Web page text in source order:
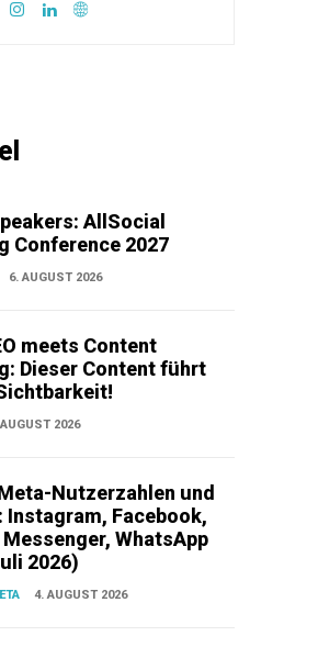
AllSocial
Conference 2027
6. AUGUST 2026
meets Content
Dieser Content führt
2026
Nutzerzahlen und
Instagram, Facebook,
WhatsApp
2026)
4. AUGUST 2026